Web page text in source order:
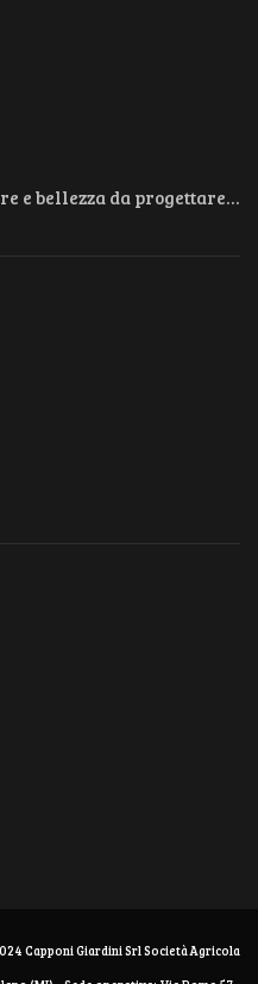
Il Giardino: un'oasi di benessere e bellezza da progettare con cura
Capponi Giardini Srl Società Agricola